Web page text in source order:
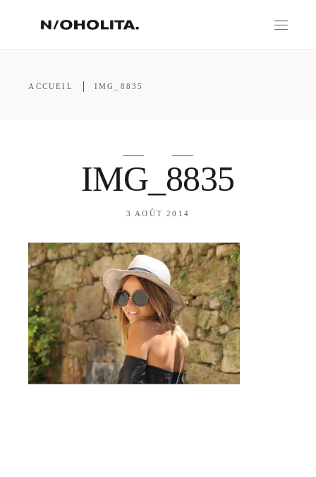
ACCUEIL IMG_8835
IMG_8835
3 AOÛT 2014